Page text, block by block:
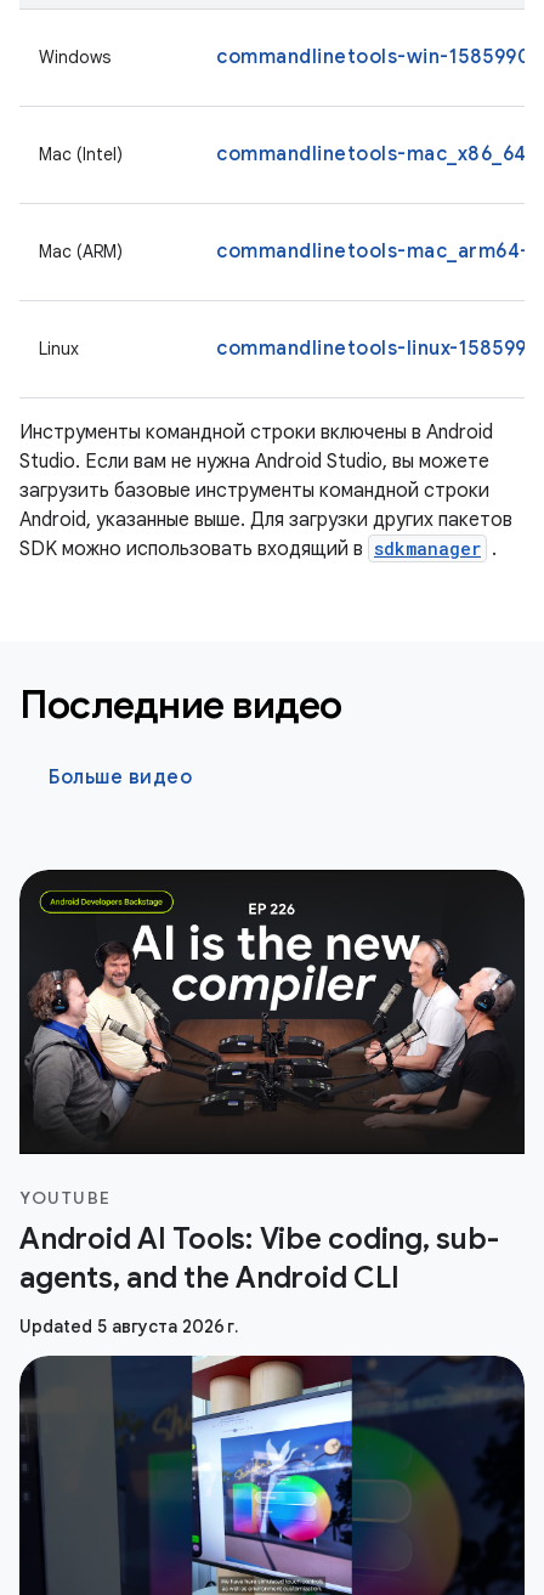
Windows commandlinetools-win-
Mac (Intel) commandlinetools-
Mac (ARM) commandlinetools-mac_arm64-
Linux commandlinetools-linux-
Инструменты командной строки включены в Android
Studio. Если вам не нужна Android Studio, вы можете
загрузить базовые инструменты командной строки
Android, указанные выше. Для загрузки других пакетов
SDK можно использовать входящий в sdkmanager .
Последние видео
Больше видео
YOUTUBE
Android AI Tools: Vibe coding, sub-
agents, and the Android CLI
Updated 5 августа 2026 г.